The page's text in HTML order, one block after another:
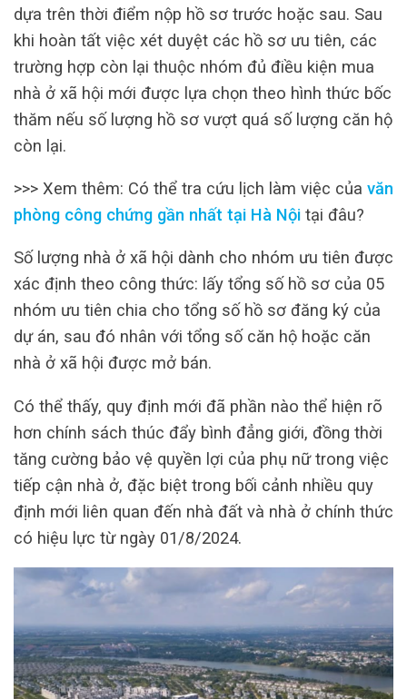
dựa trên thời điểm nộp hồ sơ trước hoặc sau. Sau
khi hoàn tất việc xét duyệt các hồ sơ ưu tiên, các
trường hợp còn lại thuộc nhóm đủ điều kiện mua
nhà ở xã hội mới được lựa chọn theo hình thức bốc
thăm nếu số lượng hồ sơ vượt quá số lượng căn hộ
còn lại.
>>> Xem thêm: Có thể tra cứu lịch làm việc của văn
phòng công chứng gần nhất tại Hà Nội tại đâu?
Số lượng nhà ở xã hội dành cho nhóm ưu tiên được
xác định theo công thức: lấy tổng số hồ sơ của 05
nhóm ưu tiên chia cho tổng số hồ sơ đăng ký của
dự án, sau đó nhân với tổng số căn hộ hoặc căn
nhà ở xã hội được mở bán.
Có thể thấy, quy định mới đã phần nào thể hiện rõ
hơn chính sách thúc đẩy bình đẳng giới, đồng thời
tăng cường bảo vệ quyền lợi của phụ nữ trong việc
tiếp cận nhà ở, đặc biệt trong bối cảnh nhiều quy
định mới liên quan đến nhà đất và nhà ở chính thức
có hiệu lực từ ngày 01/8/2024.